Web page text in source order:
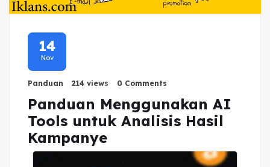
14
Nov
Panduan 214 views 0 Comments
Panduan Menggunakan AI
Tools untuk Analisis Hasil
Kampanye